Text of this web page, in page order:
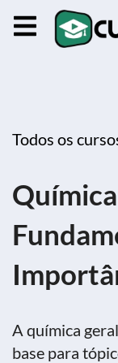
Todos os
A química
base para